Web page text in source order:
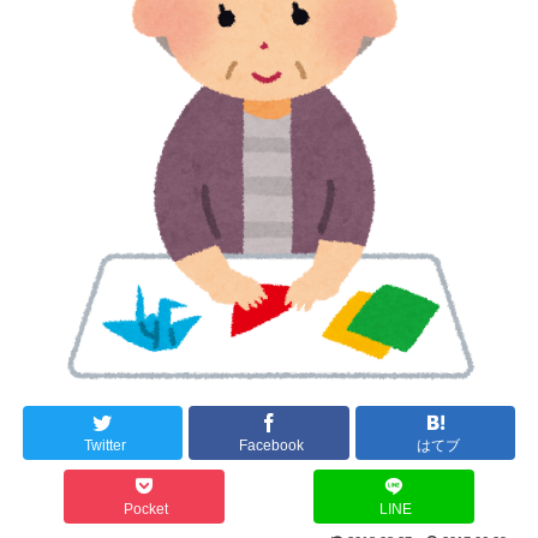
Twitter Facebook はてブ
Pocket LINE